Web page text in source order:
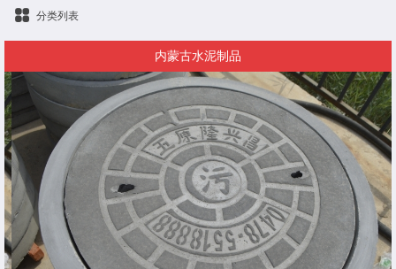
分类列表
内蒙古水泥制品